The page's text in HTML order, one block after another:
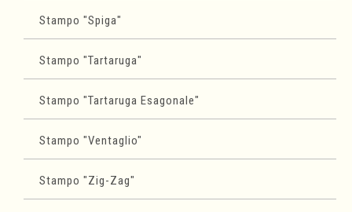
Stampo "Spiga"
Stampo "Tartaruga"
Stampo "Tartaruga Esagonale"
Stampo "Ventaglio"
Stampo "Zig-Zag"